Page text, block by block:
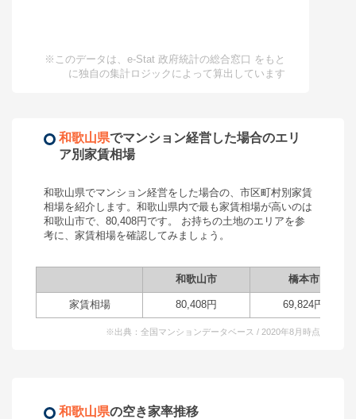
※このデータは、e-Stat 政府統計の総合窓口 をもと
に独自の集計ロジックによって算出しています
和歌山県でマンション経営した場合のエリ
ア別家賃相場
和歌山県でマンション経営をした場合の、市区町村別家賃
相場を紹介します。 和歌山県内で最も家賃相場が高いのは
和歌山市で、 80,408円です。 お持ちの土地のエリアを参
考に、家賃相場を確認してみましょう。
和歌山市 橋本市
家賃相場 80,408円 69,824円
※出典：全国マンションデータベース / 2020年8月時点
和歌山県の空き家率推移